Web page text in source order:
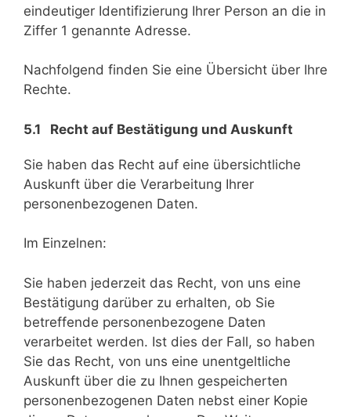
eindeutiger Identifizierung Ihrer Person an die in
Ziffer 1 genannte Adresse.
Nachfolgend finden Sie eine Übersicht über Ihre
Rechte.
5.1 Recht auf Bestätigung und Auskunft
Sie haben das Recht auf eine übersichtliche
Auskunft über die Verarbeitung Ihrer
personenbezogenen Daten.
Im Einzelnen:
Sie haben jederzeit das Recht, von uns eine
Bestätigung darüber zu erhalten, ob Sie
betreffende personenbezogene Daten
verarbeitet werden. Ist dies der Fall, so haben
Sie das Recht, von uns eine unentgeltliche
Auskunft über die zu Ihnen gespeicherten
personenbezogenen Daten nebst einer Kopie